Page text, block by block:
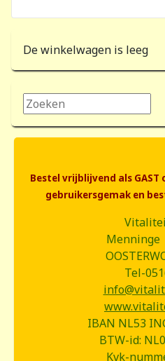
De winkelwagen is leeg
Zoeken...
Bestel vrijblijvend als GAST
gebruikersgemak en
Menninge
Tel-
IBAN NL53
BTW-id:
Kvk-